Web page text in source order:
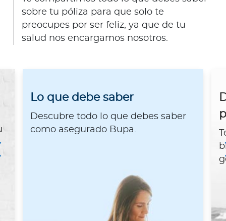
sobre tu póliza para que solo te
preocupes por ser feliz, ya que de tu
salud nos encargamos nosotros.
Lo que debe saber
Descubre todo lo que debes saber
como asegurado Bupa.